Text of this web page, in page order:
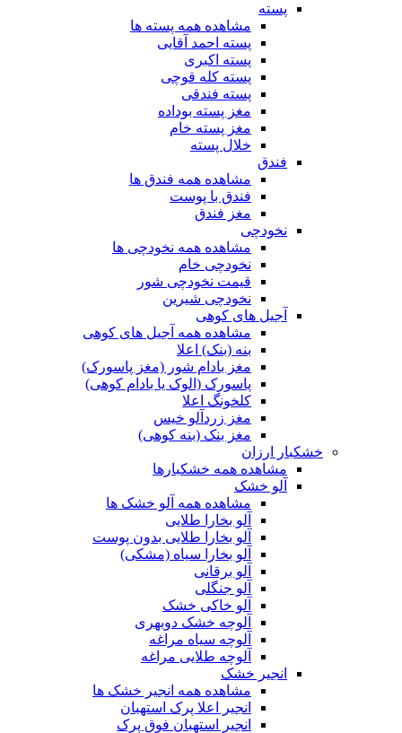
پسته
مشاهده همه پسته ها
پسته احمد آقایی
پسته اکبری
پسته کله قوچی
پسته فندقی
مغز پسته بوداده
مغز پسته خام
خلال پسته
فندق
مشاهده همه فندق ها
فندق با پوست
مغز فندق
نخودچی
مشاهده همه نخودچی ها
نخودچی خام
قیمت نخودچی شور
نخودچی شیرین
آجیل های کوهی
مشاهده همه آجیل های کوهی
بنه (بنک) اعلا
مغز بادام شور (مغز پاسورک)
پاسورک (الوک یا بادام کوهی)
کلخونگ اعلا
مغز زردآلو خیس
مغز بنک (بنه کوهی)
خشکبار ارزان
مشاهده همه خشکبارها
آلو خشک
مشاهده همه آلو خشک ها
آلو بخارا طلایی
آلو بخارا طلایی بدون پوست
آلو بخارا سیاه (مشکی)
آلو برقانی
آلو جنگلی
آلو خاکی خشک
آلوچه خشک دوبهری
آلوچه سیاه مراغه
آلوچه طلایی مراغه
انجیر خشک
مشاهده همه انجیر خشک ها
انجیر اعلا پرک استهبان
انجیر استهبان فوق پرک